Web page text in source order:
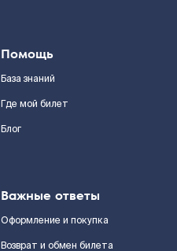
Помощь
База знаний
Где мой билет
Блог
Важные ответы
Оформление и покупка
Возврат и обмен билета